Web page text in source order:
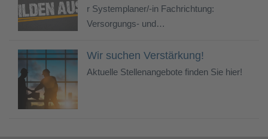
r Systemplaner/-in Fachrichtung:
Versorgungs- und…
Wir suchen Verstärkung!
Aktuelle Stellenangebote finden Sie hier!